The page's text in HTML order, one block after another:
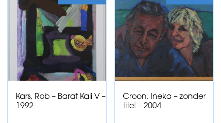
Kars, Rob – Barat Kali V –
1992
Croon, Ineka – zonder
titel – 2004